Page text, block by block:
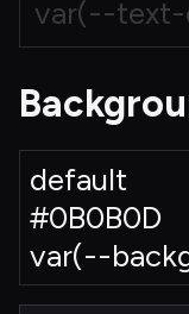
var(--text-
default
#0B0B0D
var(--